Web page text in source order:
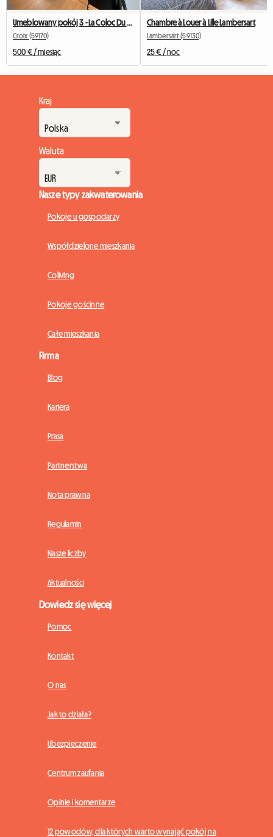
Croix (59170)
500 € / miesiąc
Chambre à Louer à Lille Lambersart
Lambersart (59130)
25 € / noc
Kraj
Waluta
Nasze typy zakwaterowania
Pokoje u gospodarzy
Współdzielone mieszkania
Coliving
Pokoje gościnne
Całe mieszkania
Firma
Blog
Kariera
Prasa
Partnerstwa
Nota prawna
Regulamin
Nasze liczby
Aktualności
Dowiedz się więcej
Pomoc
Kontakt
O nas
Jak to działa?
Ubezpieczenie
Centrum zaufania
Opinie i komentarze
12 powodów, dla których warto wynająć pokój na